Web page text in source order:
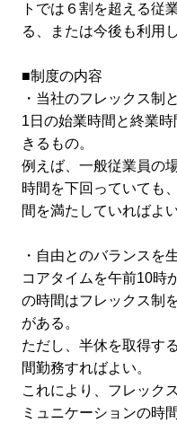
トでは６割を超える従
る、または今後も利用
■制度の内容
・当社のフレックス制
1日の始業時間と終業
きるもの。
例えば、一般従業員の
時間を下回っていても
間を満たしていればよい
・自由とのバランスを
コアタイムを午前10時
の時間はフレックス制
がある。
ただし、半休を取得す
間勤務すればよい。
これにより、フレック
ミュニケーションの時